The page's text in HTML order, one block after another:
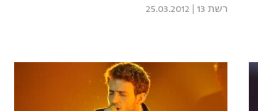
רשת 13 25.03.2012